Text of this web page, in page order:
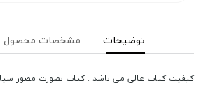
توضیحات مشخصات محصول
کیفیت کتاب عالی می باشد . کتاب بصورت مصور